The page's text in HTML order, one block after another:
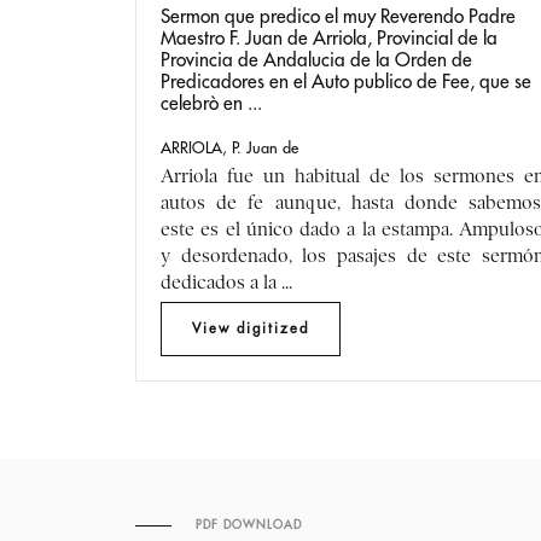
Sermon que predico el muy Reverendo Padre
Maestro F. Juan de Arriola, Provincial de la
Provincia de Andalucia de la Orden de
Predicadores en el Auto publico de Fee, que se
celebrò en ...
ARRIOLA, P. Juan de
Arriola fue un habitual de los sermones
autos de fe aunque, hasta donde
este es el único dado a la estampa.
y desordenado, los pasajes de este
dedicados a la ...
PDF DOWNLOAD